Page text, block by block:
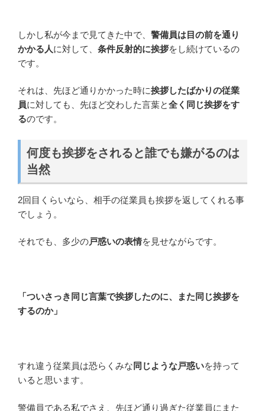
しかし私が今まで見てきた中で、 警備員は目の前を通り
かかる人に対して、 条件反射的に挨拶をし続けているの
です。
それは、先ほど通りかかった時に挨拶したばかりの従業
員に対しても、先ほど交わした言葉と全く同じ挨拶をす
るのです。
何度も挨拶をされると誰でも嫌がるのは
当然
2回目くらいなら、相手の従業員も挨拶を返してくれる事
でしょう。
それでも、多少の戸惑いの表情を見せながらです。
「ついさっき同じ言葉で挨拶したのに、また同じ挨拶を
するのか」
すれ違う従業員は恐らくみな 同じような戸惑いを持って
いると思います。
警備員である私でさえ、先ほど通り過ぎた従業員にまた